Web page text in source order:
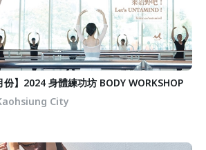
份】2024 身體練功坊 BODY WORKSHOP
City